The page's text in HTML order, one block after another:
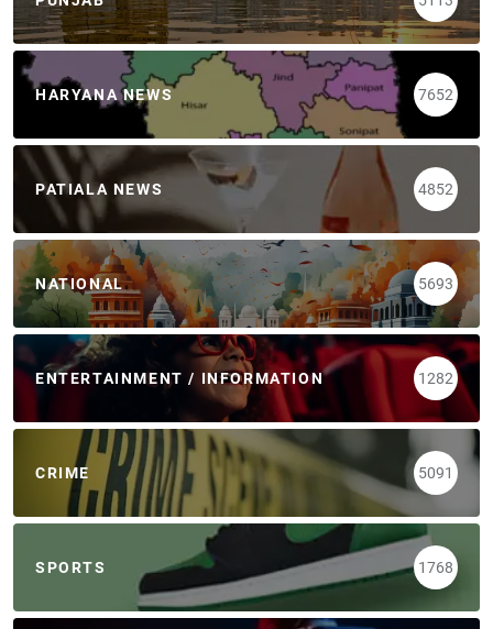
HARYANA NEWS 7652
PATIALA NEWS 4852
NATIONAL 5693
ENTERTAINMENT / INFORMATION 1282
CRIME 5091
SPORTS 1768